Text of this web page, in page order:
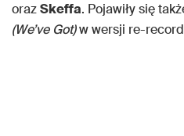
orazSkeffa. Pojawiły się
(We’ve Got)w wersji re-